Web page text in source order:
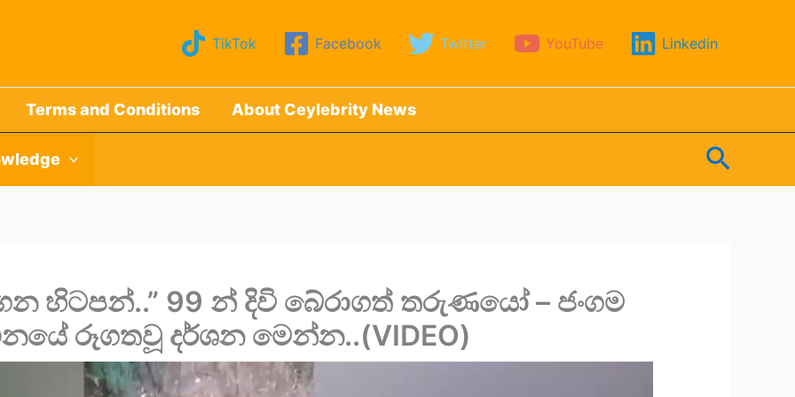
TikTok Facebook Twitter YouTube Linkedin
Terms and Conditions About Ceylebrity News
Search
හිටපන්..” 99 න් දිවි බේරාගත් තරුණයෝ – ජංගම
රූගතවූ දර්ශන මෙන්න..(VIDEO)